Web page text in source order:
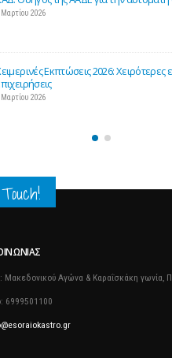
2026
Εκπτώσεις 2026: Χειρότερες
2026
Μακεδονικού Αγώνα & Καραΐσκάκη γωνία,
6999501100